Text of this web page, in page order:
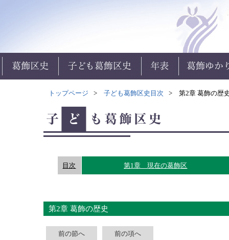
トップページ 子ども葛飾区史目次 第2章 葛飾の歴
目次 第1章 現在の葛飾区
第2章 葛飾の歴史
前の節へ 前の項へ